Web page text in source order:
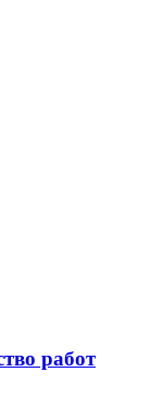
работ